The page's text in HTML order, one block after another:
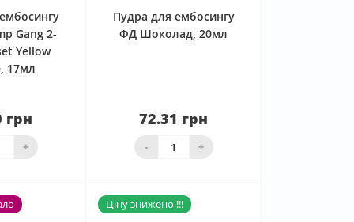
Gang 2-
Yellow
17мл
грн
+
Пудра для ембосингу
ФД Шоколад, 20мл
72.31 грн
- +
Нема в наявності
Ціну знижено !!!